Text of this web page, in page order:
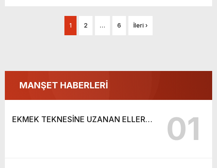
1 2 … 6 İleri ›
MANŞET HABERLERİ
EKMEK TEKNESİNE UZANAN ELLER… 01